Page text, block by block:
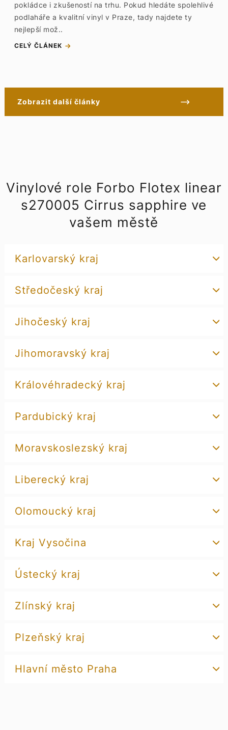
pokládce i zkušeností na trhu. Pokud hledáte spolehlivé
podlaháře a kvalitní vinyl v Praze, tady najdete ty
nejlepší mož..
CELÝ ČLÁNEK
Zobrazit další články
Vinylové role Forbo Flotex linear
s270005 Cirrus sapphire ve
vašem městě
Karlovarský kraj
Středočeský kraj
Jihočeský kraj
Jihomoravský kraj
Královéhradecký kraj
Pardubický kraj
Moravskoslezský kraj
Liberecký kraj
Olomoucký kraj
Kraj Vysočina
Ústecký kraj
Zlínský kraj
Plzeňský kraj
Hlavní město Praha